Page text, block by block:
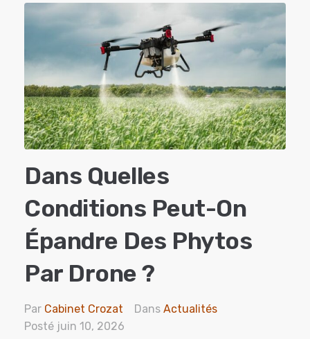
Dans Quelles
Conditions Peut-On
Épandre Des Phytos
Par Drone ?
Par Cabinet Crozat Dans Actualités
Posté juin 10, 2026